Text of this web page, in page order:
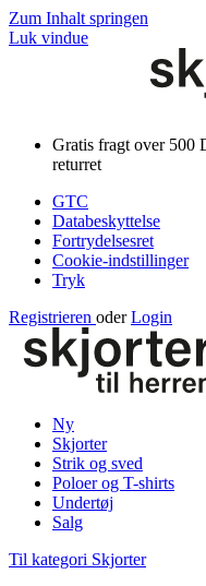
Zum Inhalt springen
Luk vindue
Gratis fragt over 500
returret
GTC
Databeskyttelse
Fortrydelsesret
Cookie-indstillinger
Tryk
Registrieren oder Login
Ny
Skjorter
Strik og sved
Poloer og T-shirts
Undertøj
Salg
Til kategori Skjorter